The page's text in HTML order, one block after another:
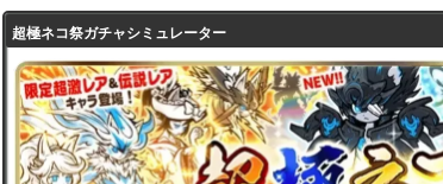
超極ネコ祭ガチャシミュレーター